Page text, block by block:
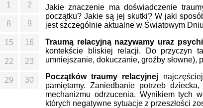
Jakie znaczenie ma doświadczenie
początku? Jakie są jej skutki? W jaki
jest szczególnie aktualne w Światowym
Traumą relacyjną nazywamy uraz
kontekście bliskiej relacji. Do przyczyn
umniejszanie, dokuczanie, groźby
Początków traumy relacyjnej
pamiętamy. Zaniedbanie potrzeb
mechanizmu odrzucenia. Wynikiem tych
których negatywne sytuacje z przeszłości
1 2
8 9
15 16
22 23
29 30